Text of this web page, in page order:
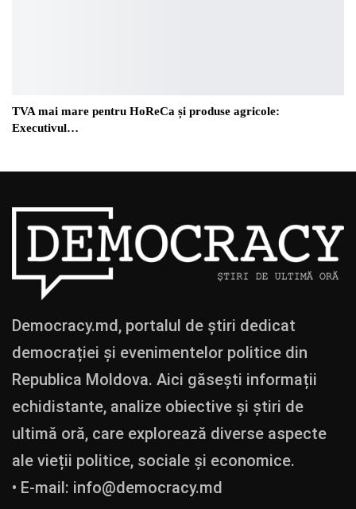
TVA mai mare pentru HoReCa și produse agricole:
Executivul…
Democracy.md, portalul de știri dedicat
democrației și evenimentelor politice din
Republica Moldova. Aici găsești informații
echidistante, analize obiective și știri de
ultimă oră, care explorează diverse aspecte
ale vieții politice, sociale și economice.
• E-mail: info@democracy.md